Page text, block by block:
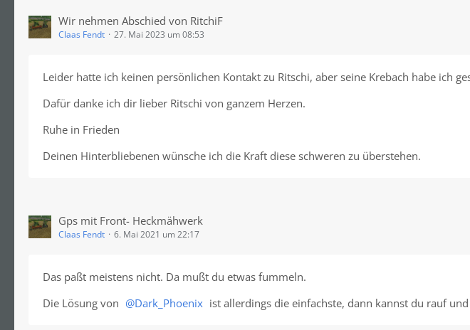
Wir nehmen Abschied von RitchiF
Claas Fendt 27. Mai 2023 um 08:53
Leider hatte ich keinen persönlichen Kontakt zu Ritschi, aber seine Krebach habe ich
Dafür danke ich dir lieber Ritschi von ganzem Herzen.
Ruhe in Frieden
Deinen Hinterbliebenen wünsche ich die Kraft diese schweren zu überstehen.
Gps mit Front- Heckmähwerk
Claas Fendt 6. Mai 2021 um 22:17
Das paßt meistens nicht. Da mußt du etwas fummeln.
Die Lösung von
Dark_Phoenix ist allerdings die einfachste, dann kannst du rauf